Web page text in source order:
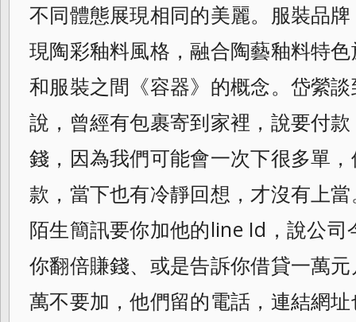
不同體態展現相同的美麗。服裝品
現陶彩釉料風格，融合陶藝釉料特
和服裝之間《容器》 的概念。岱縈
說，曾經有包裹寄到家裡， 說要付
錢， 因為我們可能會一次下很多單
款， 當下也有冷靜回想，才沒有上
陌生簡訊要你加他的line Id，說公
你翻倍賺錢、 或是告訴你借貸一萬
萬不要加，他們留的電話，連結網